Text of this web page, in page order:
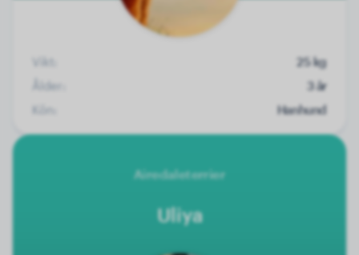
Vikt:
25 kg
Ålder:
3 år
Kön:
Hanhund
Airedaleterrier
Uliya